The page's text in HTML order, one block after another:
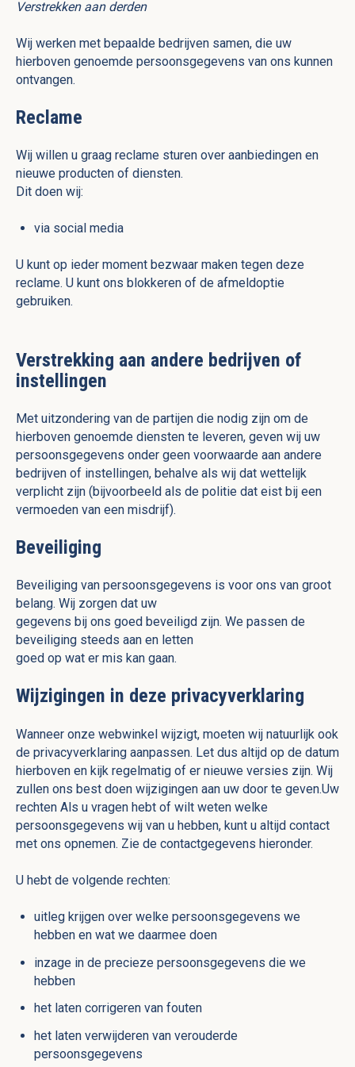
Verstrekken aan derden
Wij werken met bepaalde bedrijven samen, die uw
hierboven genoemde persoonsgegevens van ons kunnen
ontvangen.
Reclame
Wij willen u graag reclame sturen over aanbiedingen en
nieuwe producten of diensten.
Dit doen wij:
via social media
U kunt op ieder moment bezwaar maken tegen deze
reclame. U kunt ons blokkeren of de afmeldoptie
gebruiken.
Verstrekking aan andere bedrijven of
instellingen
Met uitzondering van de partijen die nodig zijn om de
hierboven genoemde diensten te leveren, geven wij uw
persoonsgegevens onder geen voorwaarde aan andere
bedrijven of instellingen, behalve als wij dat wettelijk
verplicht zijn (bijvoorbeeld als de politie dat eist bij een
vermoeden van een misdrijf).
Beveiliging
Beveiliging van persoonsgegevens is voor ons van groot
belang. Wij zorgen dat uw
gegevens bij ons goed beveiligd zijn. We passen de
beveiliging steeds aan en letten
goed op wat er mis kan gaan.
Wijzigingen in deze privacyverklaring
Wanneer onze webwinkel wijzigt, moeten wij natuurlijk ook
de privacyverklaring aanpassen. Let dus altijd op de datum
hierboven en kijk regelmatig of er nieuwe versies zijn. Wij
zullen ons best doen wijzigingen aan uw door te geven.Uw
rechten Als u vragen hebt of wilt weten welke
persoonsgegevens wij van u hebben, kunt u altijd contact
met ons opnemen. Zie de contactgegevens hieronder.
U hebt de volgende rechten:
uitleg krijgen over welke persoonsgegevens we
hebben en wat we daarmee doen
inzage in de precieze persoonsgegevens die we
hebben
het laten corrigeren van fouten
het laten verwijderen van verouderde
persoonsgegevens